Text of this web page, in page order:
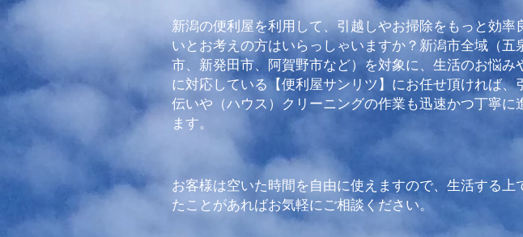
新潟の便利屋を利用して、引越しやお掃除をもっと効率
いとお考えの方はいらっしゃいますか？新潟市全域（五
市、新発田市、阿賀野市など）を対象に、生活のお悩み
に対応している【便利屋サンリツ】にお任せ頂ければ、
伝いや（ハウス）クリーニングの作業も迅速かつ丁寧に
ます。
お客様は空いた時間を自由に使えますので、生活する上
たことがあればお気軽にご相談ください。